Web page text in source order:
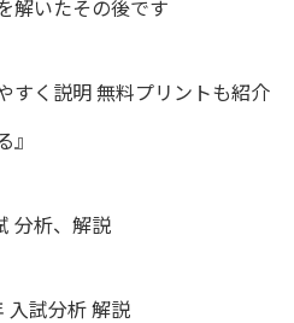
解いたその後です
すく説明 無料プリントも紹介
』
分析、解説
入試分析 解説